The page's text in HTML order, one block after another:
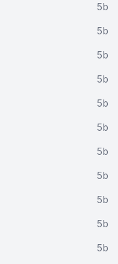
5b
5b
5b
5b
5b
5b
5b
5b
5b
5b
5b